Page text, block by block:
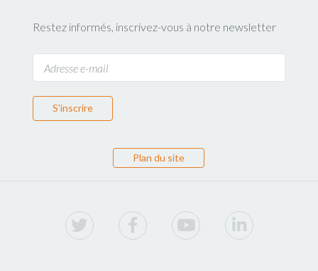
Restez informés, inscrivez-vous à notre newsletter
S'inscrire
Plan du site